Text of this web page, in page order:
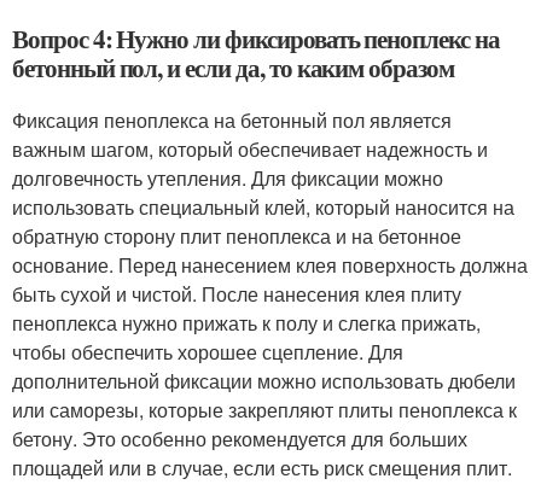
Вопрос 4: Нужно ли фиксировать пеноплекс на
бетонный пол, и если да, то каким образом
Фиксация пеноплекса на бетонный пол является
важным шагом, который обеспечивает надежность и
долговечность утепления. Для фиксации можно
использовать специальный клей, который наносится на
обратную сторону плит пеноплекса и на бетонное
основание. Перед нанесением клея поверхность должна
быть сухой и чистой. После нанесения клея плиту
пеноплекса нужно прижать к полу и слегка прижать,
чтобы обеспечить хорошее сцепление. Для
дополнительной фиксации можно использовать дюбели
или саморезы, которые закрепляют плиты пеноплекса к
бетону. Это особенно рекомендуется для больших
площадей или в случае, если есть риск смещения плит.